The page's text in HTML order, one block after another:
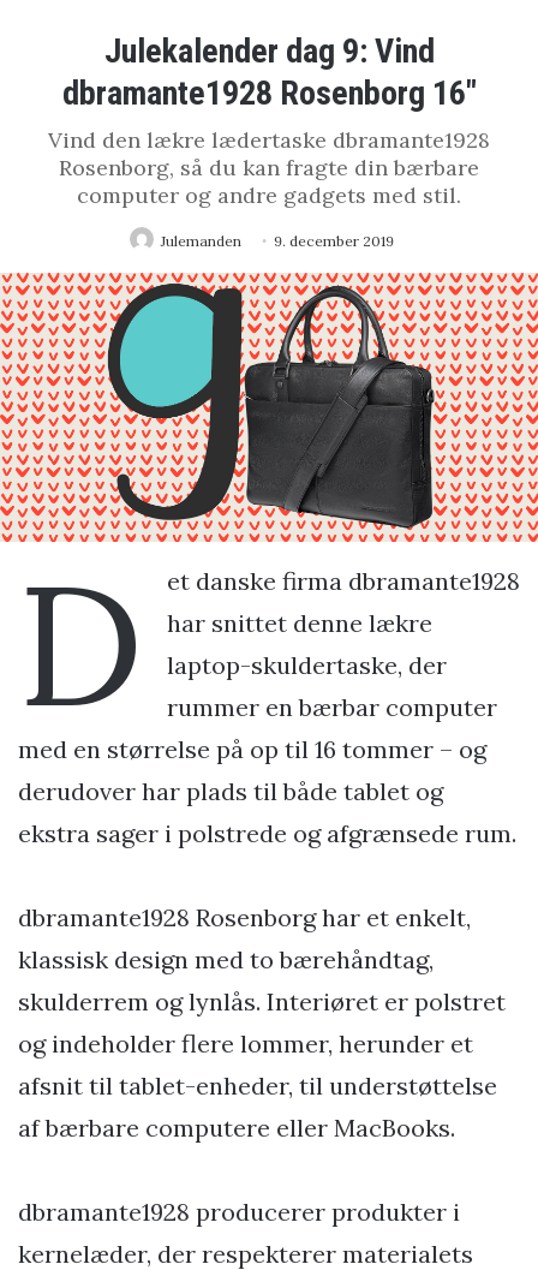
Julekalender dag 9: Vind
dbramante1928 Rosenborg 16″
Vind den lækre lædertaske dbramante1928
Rosenborg, så du kan fragte din bærbare
computer og andre gadgets med stil.
Julemanden 9. december 2019
D
et danske firma dbramante1928
har snittet denne lækre
laptop-skuldertaske, der
rummer en bærbar computer
med en størrelse på op til 16 tommer – og
derudover har plads til både tablet og
ekstra sager i polstrede og afgrænsede rum.
dbramante1928 Rosenborg har et enkelt,
klassisk design med to bærehåndtag,
skulderrem og lynlås. Interiøret er polstret
og indeholder flere lommer, herunder et
afsnit til tablet-enheder, til understøttelse
af bærbare computere eller MacBooks.
dbramante1928 producerer produkter i
kernelæder, der respekterer materialets